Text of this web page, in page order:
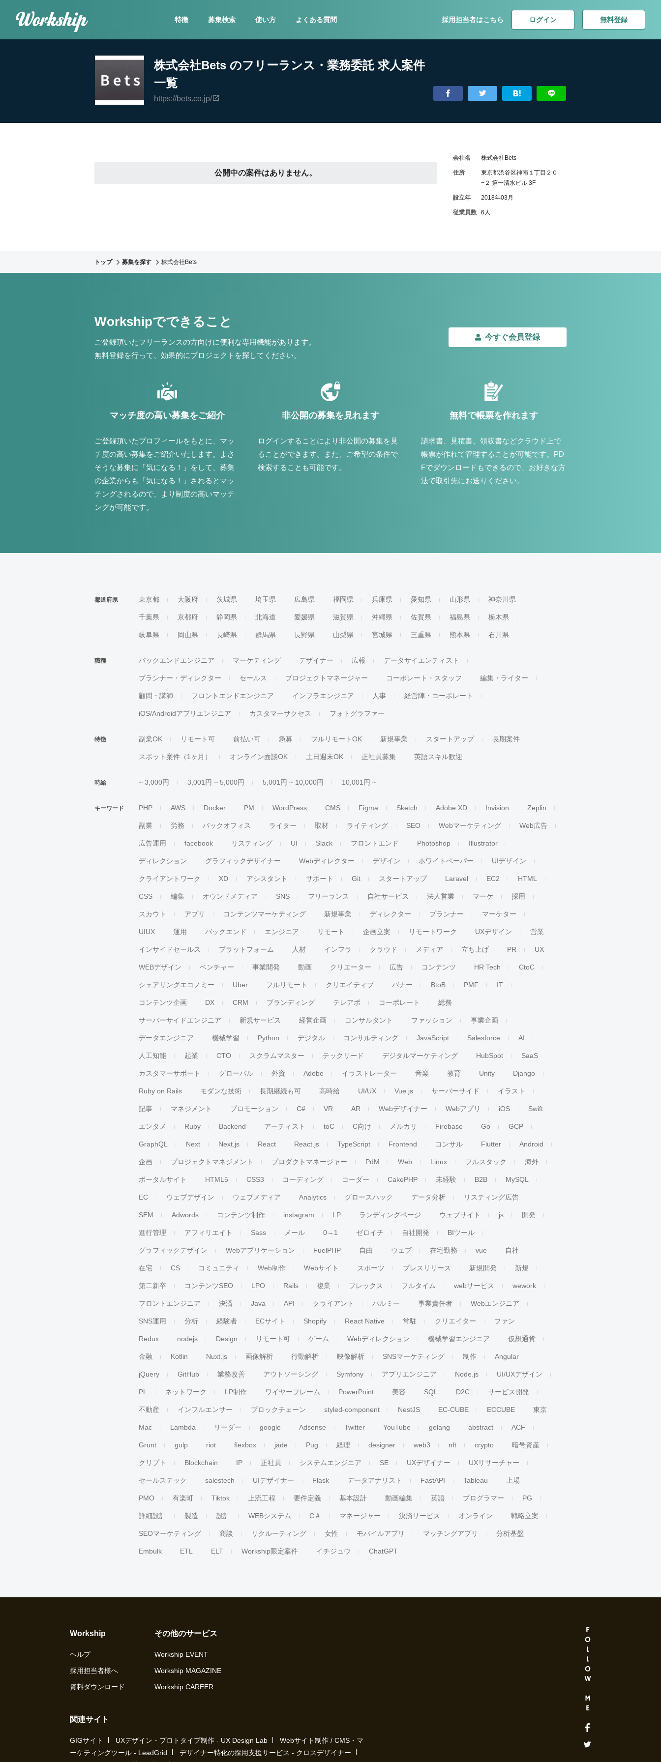
特徴 募集検索 使い方 よくある質問 採用担当者はこちら ログイン 無料登録
株式会社Bets のフリーランス・業務委託 求人案件
一覧
https://bets.co.jp/
公開中の案件はありません。
会社名 株式会社Bets
住所
東京都渋谷区神南１丁目２０
−２ 第一清水ビル 3F
設立年 2018年03月
従業員数 6人
トップ 募集を探す 株式会社Bets
Workshipでできること
ご登録頂いたフリーランスの方向けに便利な専用機能があります。
無料登録を行って、効果的にプロジェクトを探してください。
今すぐ会員登録
マッチ度の高い募集をご紹介
ご登録頂いたプロフィールをもとに、マッ
チ度の高い募集をご紹介いたします。よさ
そうな募集に「気になる！」をして、募集
の企業からも「気になる！」されるとマッ
チングされるので、より制度の高いマッチ
ングが可能です。
非公開の募集を見れます
ログインすることにより非公開の募集を見
ることができます。また、ご希望の条件で
検索することも可能です。
無料で帳票を作れます
請求書、見積書、領収書などクラウド上で
帳票が作れて管理することが可能です。PD
Fでダウンロードもできるので、お好きな方
法で取引先にお送りください。
都道府県 東京都 大阪府 茨城県 埼玉県 広島県 福岡県 兵庫県 愛知県 山形県 神奈川県
千葉県 京都府 静岡県 北海道 愛媛県 滋賀県 沖縄県 佐賀県 福島県 栃木県
岐阜県 岡山県 長崎県 群馬県 長野県 山梨県 宮城県 三重県 熊本県 石川県
職種 バックエンドエンジニア マーケティング デザイナー 広報 データサイエンティスト
プランナー・ディレクター セールス プロジェクトマネージャー コーポレート・スタッフ 編集・ライター
顧問・講師 フロントエンドエンジニア インフラエンジニア 人事 経営陣・コーポレート
iOS/Androidアプリエンジニア カスタマーサクセス フォトグラファー
特徴 副業OK リモート可 前払い可 急募 フルリモートOK 新規事業 スタートアップ 長期案件
スポット案件（1ヶ月） オンライン面談OK 土日週末OK 正社員募集 英語スキル歓迎
時給 ~ 3,000円 3,001円 ~ 5,000円 5,001円 ~ 10,000円 10,001円 ~
キーワード PHP AWS Docker PM WordPress CMS Figma Sketch Adobe XD Invision Zeplin
副業 労務 バックオフィス ライター 取材 ライティング SEO Webマーケティング Web広告
広告運用 facebook リスティング UI Slack フロントエンド Photoshop Illustrator
ディレクション グラフィックデザイナー Webディレクター デザイン ホワイトペーパー UIデザイン
クライアントワーク XD アシスタント サポート Git スタートアップ Laravel EC2 HTML
CSS 編集 オウンドメディア SNS フリーランス 自社サービス 法人営業 マーケ 採用
スカウト アプリ コンテンツマーケティング 新規事業 ディレクター プランナー マーケター
UIUX 運用 バックエンド エンジニア リモート 企画立案 リモートワーク UXデザイン 営業
インサイドセールス プラットフォーム 人材 インフラ クラウド メディア 立ち上げ PR UX
WEBデザイン ベンチャー 事業開発 動画 クリエーター 広告 コンテンツ HR Tech CtoC
シェアリングエコノミー Uber フルリモート クリエイティブ バナー BtoB PMF IT
コンテンツ企画 DX CRM ブランディング テレアポ コーポレート 総務
サーバーサイドエンジニア 新規サービス 経営企画 コンサルタント ファッション 事業企画
データエンジニア 機械学習 Python デジタル コンサルティング JavaScript Salesforce AI
人工知能 起業 CTO スクラムマスター テックリード デジタルマーケティング HubSpot SaaS
カスタマーサポート グローバル 外資 Adobe イラストレーター 音楽 教育 Unity Django
Ruby on Rails モダンな技術 長期継続も可 高時給 UI/UX Vue.js サーバーサイド イラスト
記事 マネジメント プロモーション C# VR AR Webデザイナー Webアプリ iOS Swift
エンタメ Ruby Backend アーティスト toC C向け メルカリ Firebase Go GCP
GraphQL Next Next.js React React.js TypeScript Frontend コンサル Flutter Android
企画 プロジェクトマネジメント プロダクトマネージャー PdM Web Linux フルスタック 海外
ポータルサイト HTML5 CSS3 コーディング コーダー CakePHP 未経験 B2B MySQL
EC ウェブデザイン ウェブメディア Analytics グロースハック データ分析 リスティング広告
SEM Adwords コンテンツ制作 instagram LP ランディングページ ウェブサイト js 開発
進行管理 アフィリエイト Sass メール 0→1 ゼロイチ 自社開発 BIツール
グラフィックデザイン Webアプリケーション FuelPHP 自由 ウェブ 在宅勤務 vue 自社
在宅 CS コミュニティ Web制作 Webサイト スポーツ プレスリリース 新規開発 新規
第二新卒 コンテンツSEO LPO Rails 複業 フレックス フルタイム webサービス wework
フロントエンジニア 決済 Java API クライアント パルミー 事業責任者 Webエンジニア
SNS運用 分析 経験者 ECサイト Shopify React Native 常駐 クリエイター ファン
Redux nodejs Design リモート可 ゲーム Webディレクション 機械学習エンジニア 仮想通貨
金融 Kotlin Nuxt.js 画像解析 行動解析 映像解析 SNSマーケティング 制作 Angular
jQuery GitHub 業務改善 アウトソーシング Symfony アプリエンジニア Node.js UI/UXデザイン
PL ネットワーク LP制作 ワイヤーフレーム PowerPoint 美容 SQL D2C サービス開発
不動産 インフルエンサー ブロックチェーン styled-component NestJS EC-CUBE ECCUBE 東京
Mac Lambda リーダー google Adsense Twitter YouTube golang abstract ACF
Grunt gulp riot flexbox jade Pug 経理 designer web3 nft crypto 暗号資産
クリプト Blockchain IP 正社員 システムエンジニア SE UXデザイナー UXリサーチャー
セールステック salestech UIデザイナー Flask データアナリスト FastAPI Tableau 上場
PMO 有楽町 Tiktok 上流工程 要件定義 基本設計 動画編集 英語 プログラマー PG
詳細設計 製造 設計 WEBシステム C＃ マネージャー 決済サービス オンライン 戦略立案
SEOマーケティング 商談 リクルーティング 女性 モバイルアプリ マッチングアプリ 分析基盤
Embulk ETL ELT Workship限定案件 イチジュウ ChatGPT
Workship
ヘルプ
採用担当者様へ
資料ダウンロード
その他のサービス
Workship EVENT
Workship MAGAZINE
Workship CAREER
関連サイト
GIGサイト UXデザイン・プロトタイプ制作 - UX Design Lab
Webサイト制作 / CMS・マ
ーケティングツール - LeadGrid
デザイナー特化の採用支援サービス - クロスデザイナー